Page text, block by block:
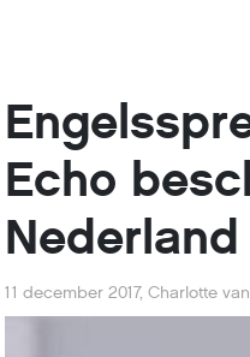
Echo
Nederland
11 december 2017,Charlotte